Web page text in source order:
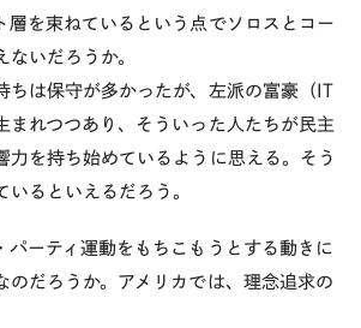
層を束ねているという点でソロスとコー
ないだろうか。
ちは保守が多かったが、左派の富豪（IT
まれつつあり、そういった人たちが民主
力を持ち始めているように思える。そう
いるといえるだろう。
パーティ運動をもちこもうとする動きに
のだろうか。アメリカでは、理念追求の